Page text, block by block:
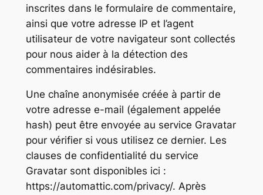
inscrites dans le formulaire de commentaire,
ainsi que votre adresse IP et l’agent
utilisateur de votre navigateur sont collectés
pour nous aider à la détection des
commentaires indésirables.
Une chaîne anonymisée créée à partir de
votre adresse e-mail (également appelée
hash) peut être envoyée au service Gravatar
pour vérifier si vous utilisez ce dernier. Les
clauses de confidentialité du service
Gravatar sont disponibles ici :
https://automattic.com/privacy/. Après